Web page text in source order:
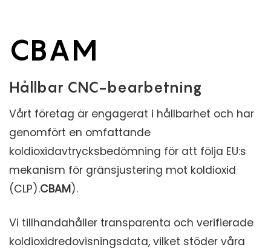
CBAM
Hållbar CNC-bearbetning
Vårt företag är engagerat i hållbarhet och har
genomfört en omfattande
koldioxidavtrycksbedömning för att följa EU:s
mekanism för gränsjustering mot koldioxid
(CLP).CBAM).
Vi tillhandahåller transparenta och verifierade
koldioxidredovisningsdata, vilket stöder våra